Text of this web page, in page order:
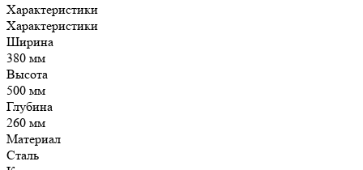
Характеристики
Характеристики
Ширина
380 мм
Высота
500 мм
Глубина
260 мм
Материал
Сталь